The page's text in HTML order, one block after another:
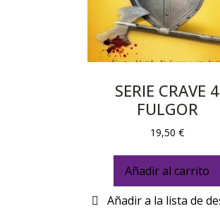
SERIE CRAVE 4
FULGOR
19,50€
Añadir al carrito